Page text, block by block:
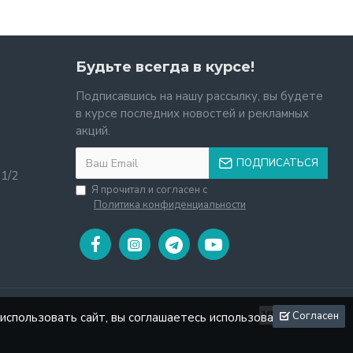
2
Будьте всегда в курсе!
Подписавшись на нашу рассылку, вы будете
в курсе последних новостей и рекламных
акций.
ПОДПИСАТЬСЯ
Я прочитал и согласен с
Политика конфиденциальности
Согласен
сайт, вы соглашаетесь использовать файлы